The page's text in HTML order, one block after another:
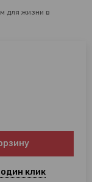
для жизни в
клик